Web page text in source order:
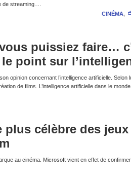
de streaming.…
CINÉMA,
puissiez faire…
point sur
opinion concernant l’intelligence artificielle. Selon
de films. L’intelligence artificielle dans le
plus célèbre des
au cinéma. Microsoft vient en effet de